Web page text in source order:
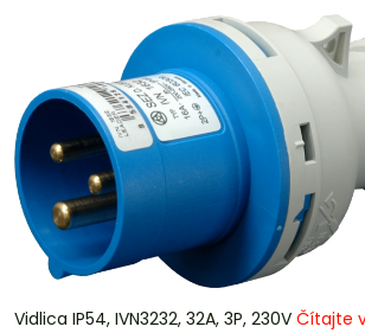
Vidlica IP54, IVN3232, 32A, 3P, 230V Čítajte